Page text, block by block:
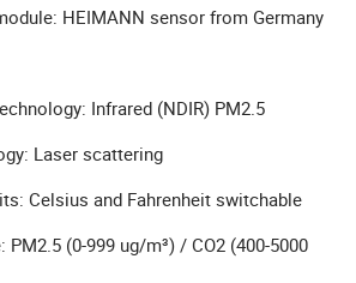
HEIMANN sensor from Germany
Infrared (NDIR) PM2.5
Laser scattering
Celsius and Fahrenheit switchable
PM2.5 (0-999 ug/m³) / CO2 (400-5000